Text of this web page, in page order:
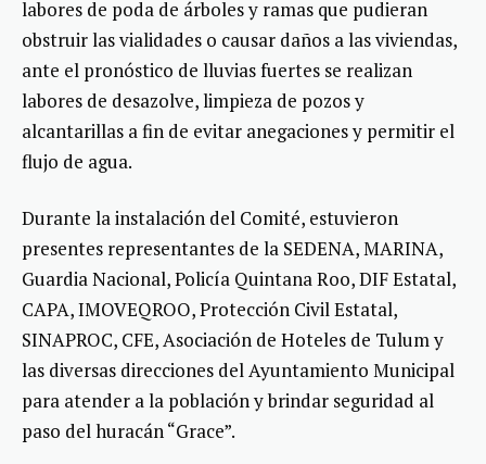
labores de poda de árboles y ramas que pudieran
obstruir las vialidades o causar daños a las viviendas,
ante el pronóstico de lluvias fuertes se realizan
labores de desazolve, limpieza de pozos y
alcantarillas a fin de evitar anegaciones y permitir el
flujo de agua.
Durante la instalación del Comité, estuvieron
presentes representantes de la SEDENA, MARINA,
Guardia Nacional, Policía Quintana Roo, DIF Estatal,
CAPA, IMOVEQROO, Protección Civil Estatal,
SINAPROC, CFE, Asociación de Hoteles de Tulum y
las diversas direcciones del Ayuntamiento Municipal
para atender a la población y brindar seguridad al
paso del huracán “Grace”.